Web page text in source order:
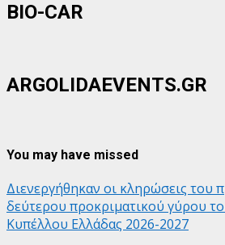
BIO-CAR
ARGOLIDAEVENTS.GR
You may have missed
Διενεργήθηκαν οι κληρώσεις του
δεύτερου προκριματικού γύρου
Κυπέλλου Ελλάδας 2026-2027